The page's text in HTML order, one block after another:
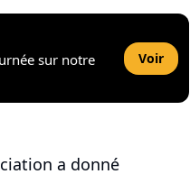
sur notre
Voir
a donné